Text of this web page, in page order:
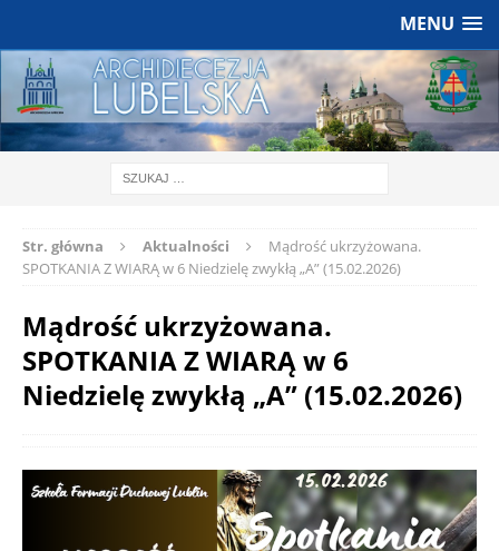
MENU
Str. główna Aktualności
Mądrość ukrzyżowana.
SPOTKANIA Z WIARĄ w 6 Niedzielę zwykłą „A” (15.02.2026)
Mądrość ukrzyżowana.
SPOTKANIA Z WIARĄ w 6
Niedzielę zwykłą „A” (15.02.2026)